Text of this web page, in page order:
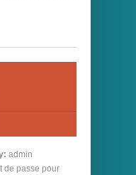
admin
de passe pour